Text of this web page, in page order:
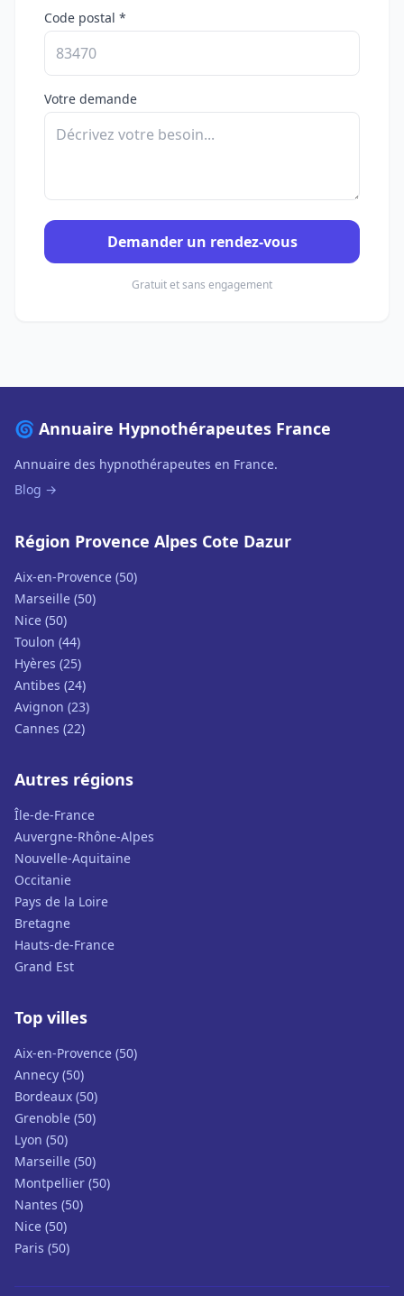
Code postal *
Votre demande
Demander un rendez-vous
Gratuit et sans engagement
🌀 Annuaire Hypnothérapeutes France
Annuaire des hypnothérapeutes en France.
Blog →
Région Provence Alpes Cote Dazur
Aix-en-Provence (50)
Marseille (50)
Nice (50)
Toulon (44)
Hyères (25)
Antibes (24)
Avignon (23)
Cannes (22)
Autres régions
Île-de-France
Auvergne-Rhône-Alpes
Nouvelle-Aquitaine
Occitanie
Pays de la Loire
Bretagne
Hauts-de-France
Grand Est
Top villes
Aix-en-Provence (50)
Annecy (50)
Bordeaux (50)
Grenoble (50)
Lyon (50)
Marseille (50)
Montpellier (50)
Nantes (50)
Nice (50)
Paris (50)